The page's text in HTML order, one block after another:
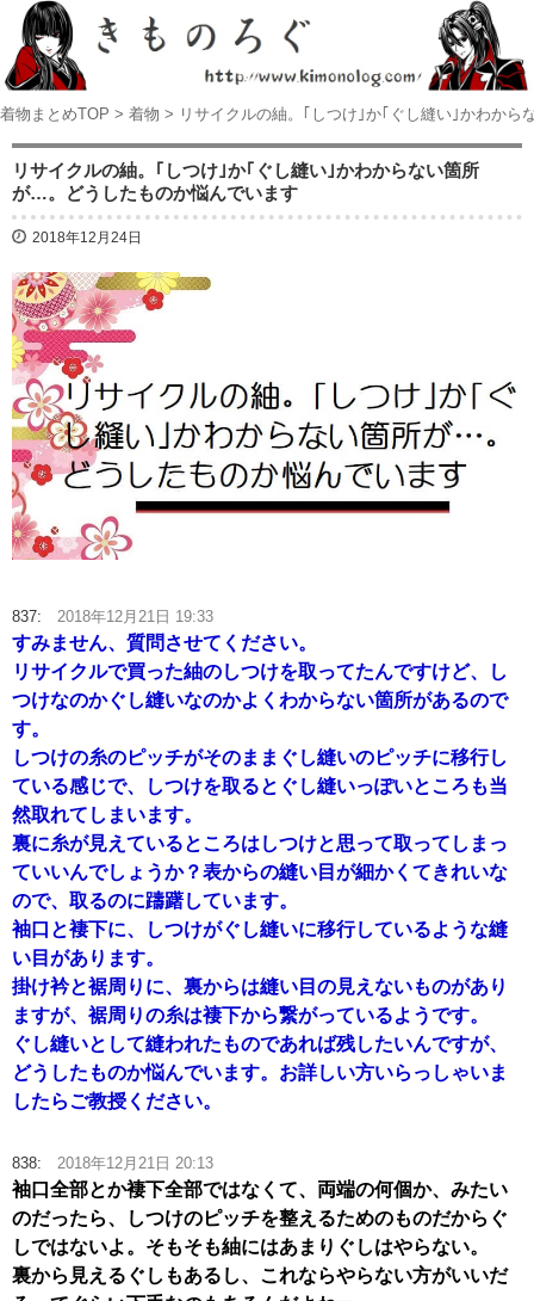
着物まとめTOP > 着物 > リサイクルの紬。｢しつけ｣か｢ぐし縫い｣かわか
リサイクルの紬。｢しつけ｣か｢ぐし縫い｣かわからない箇所
が…。どうしたものか悩んでいます
2018年12月24日
837: 2018年12月21日 19:33
すみません、質問させてください。
リサイクルで買った紬のしつけを取ってたんですけど、し
つけなのかぐし縫いなのかよくわからない箇所があるので
す。
しつけの糸のピッチがそのままぐし縫いのピッチに移行し
ている感じで、しつけを取るとぐし縫いっぽいところも当
然取れてしまいます。
裏に糸が見えているところはしつけと思って取ってしまっ
ていいんでしょうか？表からの縫い目が細かくてきれいな
ので、取るのに躊躇しています。
袖口と褄下に、しつけがぐし縫いに移行しているような縫
い目があります。
掛け衿と裾周りに、裏からは縫い目の見えないものがあり
ますが、裾周りの糸は褄下から繋がっているようです。
ぐし縫いとして縫われたものであれば残したいんですが、
どうしたものか悩んでいます。お詳しい方いらっしゃいま
したらご教授ください。
838: 2018年12月21日 20:13
袖口全部とか褄下全部ではなくて、両端の何個か、みたい
のだったら、しつけのピッチを整えるためのものだからぐ
しではないよ。そもそも紬にはあまりぐしはやらない。
裏から見えるぐしもあるし、これならやらない方がいいだ